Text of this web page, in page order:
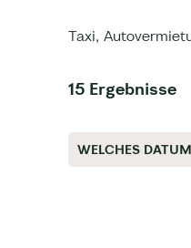
Taxi,
15 Ergebnisse
WELCHES